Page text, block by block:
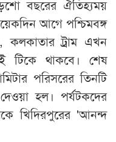
বছরের ঐতিহ্যময়
আগে পশ্চিমবঙ্গ
কলকাতার ট্রাম এখন
টিকে থাকবে। শেষ
পরিসরের তিনটি
হল। পর্যটকদের
খিদিরপুরের 'আনন্দ